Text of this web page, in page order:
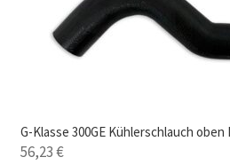
G-Klasse 300GE Kühlerschlauch oben
56,23€